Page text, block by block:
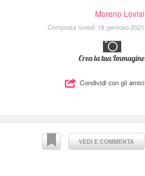
Moreno Lovisi
Composta lunedì 18 gennaio 2021
Crea la tua Immagine
Condividi con gli amici
VEDI E COMMENTA